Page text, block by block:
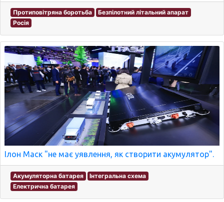
Протиповітряна боротьба
Безпілотний літальний апарат
Росія
Ілон Маск "не має уявлення, як створити акумулятор".
Акумуляторна батарея
Інтегральна схема
Електрична батарея